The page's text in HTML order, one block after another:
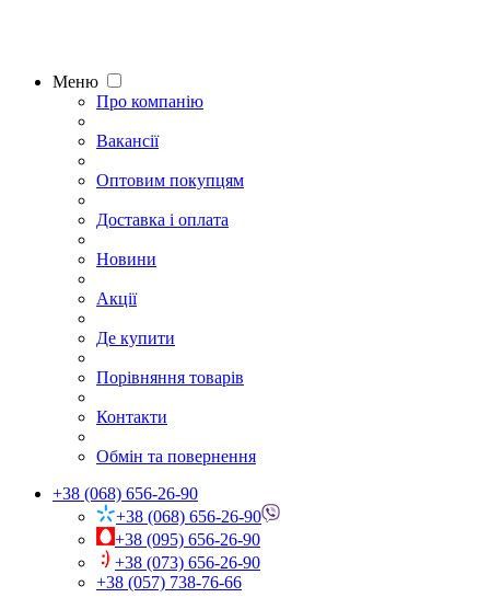
Меню
Про компанію
Вакансії
Оптовим покупцям
Доставка і оплата
Новини
Акції
Де купити
Порівняння товарів
Контакти
Обмін та повернення
+38 (068) 656-26-90
+38 (068) 656-26-90
+38 (095) 656-26-90
+38 (073) 656-26-90
+38 (057) 738-76-66